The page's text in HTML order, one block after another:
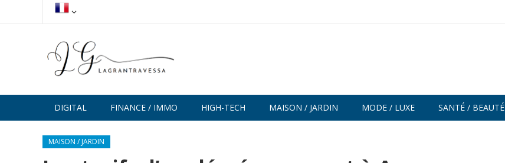
DIGITAL FINANCE / IMMO HIGH-TECH MAISON / JARDIN MODE / LUXE SANTÉ / BEAUTÉ
MAISON / JARDIN